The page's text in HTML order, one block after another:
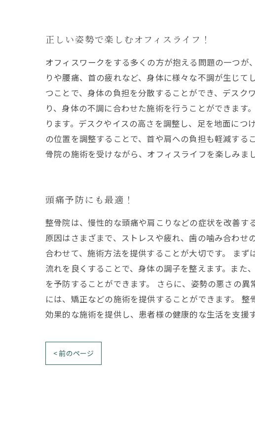
正しい姿勢で楽しむオフィスライフ！
オフィスワークをする多くの方が抱える問題の一つ
りや腰痛、首の疲れなど、身体に様々な不調が生じ
つことで、身体の負担を分散することができ、デス
り、身体の不調に合わせた施術を行うことができま
ります。デスクやイスの高さを調整し、足を地面に
の位置を調整することで、首や肩への負担も軽減す
骨院の施術を受けながら、オフィスライフを楽しみま
頭痛予防にも最適！
整骨院は、慢性的な頭痛や肩こりなどの症状を改善す
原因はさまざまで、ストレスや疲れ、歯の噛み合わ
合わせて、施術方法を提供することが大切です。 ま
流れを良くすることで、身体の調子を整えます。ま
を予防することができます。 さらに、姿勢の悪さの
には、矯正などの施術を提供することができます。
効果的な施術を提供し、患者様の健康的な生活を支援
< 前のページ